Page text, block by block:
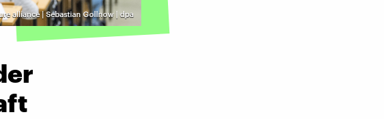
alliance | Sebastian Gollnow | dpa